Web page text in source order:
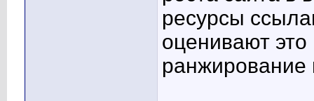
ресурсы
оценивают
ранжирование